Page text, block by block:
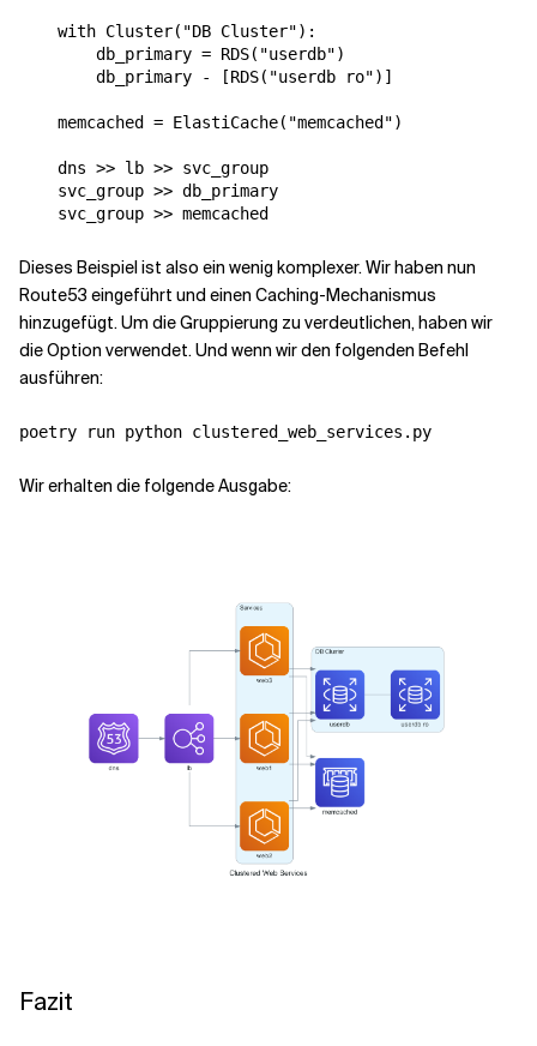
    with Cluster("DB Cluster"):
        db_primary = RDS("userdb")
        db_primary - [RDS("userdb ro")]
    memcached = ElastiCache("memcached")
    dns >> lb >> svc_group
    svc_group >> db_primary
Dieses Beispiel ist also ein wenig komplexer. Wir haben nun
Route53 eingeführt und einen Caching-Mechanismus
hinzugefügt. Um die Gruppierung zu verdeutlichen, haben wir
die Option verwendet. Und wenn wir den folgenden Befehl
ausführen:
Wir erhalten die folgende Ausgabe:
Fazit